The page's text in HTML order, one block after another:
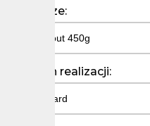
Podloze:
Termin realizacji: